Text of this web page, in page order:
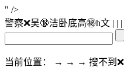
" />
警察❌吴🔞洁卧底高㊙️h文 | | |
当前位置： → → → 搜不到❌